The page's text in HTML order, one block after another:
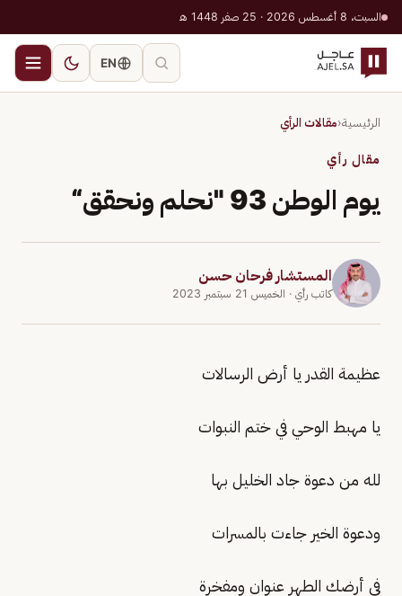
السبت، 8 أغسطس 2026 · 25 صفر 1448 هـ
EN
الرئيسية‹مقالات الرأي
مقال رأي
يوم الوطن 93 "نحلم ونحقق“
المستشار فرحان حسن
كاتب رأي · الخميس 21 سبتمبر 2023
عظيمة القدر يا أرض الرسالات
يا مهبط الوحي في ختم النبوات
لله من دعوة جاد الخليل بها
ودعوة الخير جاءت بالمسرات
في أرضك الطهر عنوان ومفخرة